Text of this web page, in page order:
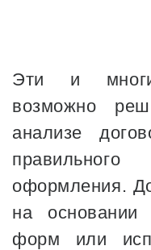
Эти и
возможно
анализе
правильного
оформления.
на основании
форм или